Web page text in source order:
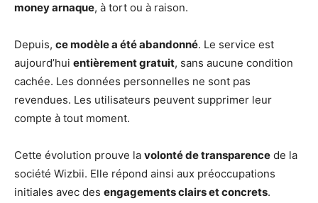
money arnaque, à tort ou à raison.
Depuis, ce modèle a été abandonné. Le service est
aujourd’hui entièrement gratuit, sans aucune condition
cachée. Les données personnelles ne sont pas
revendues. Les utilisateurs peuvent supprimer leur
compte à tout moment.
Cette évolution prouve la volonté de transparence de la
société Wizbii. Elle répond ainsi aux préoccupations
initiales avec des engagements clairs et concrets.